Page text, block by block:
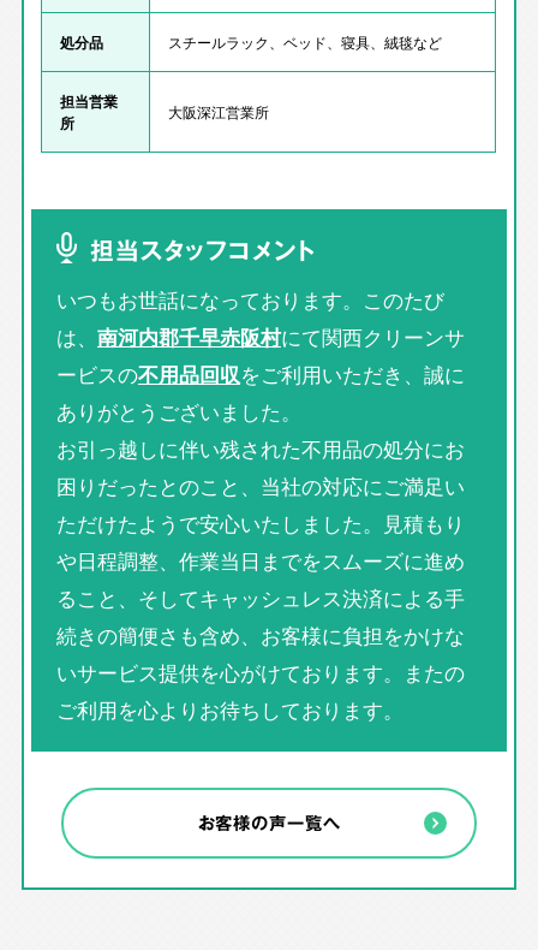
処分品 スチールラック、ベッド、寝具、絨毯など
担当営業
所
大阪深江営業所
担当スタッフコメント
いつもお世話になっております。このたび
は、 南河内郡千早赤阪村にて関西クリーンサ
ービスの不用品回収をご利用いただき、誠に
ありがとうございました。
お引っ越しに伴い残された不用品の処分にお
困りだったとのこと、当社の対応にご満足い
ただけたようで安心いたしました。見積もり
や日程調整、作業当日までをスムーズに進め
ること、そしてキャッシュレス決済による手
続きの簡便さも含め、お客様に負担をかけな
いサービス提供を心がけております。またの
ご利用を心よりお待ちしております。
お客様の声一覧へ